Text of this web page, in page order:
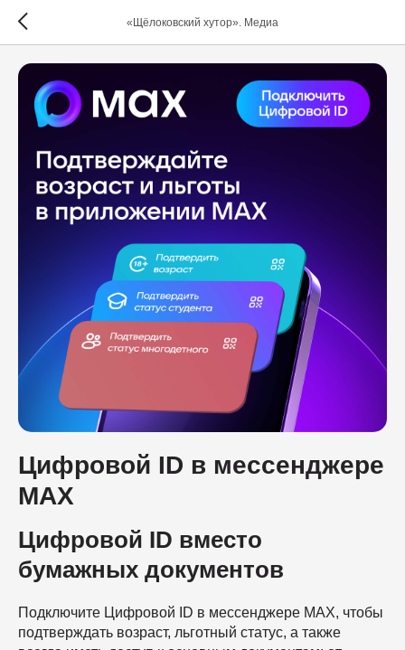
«Щёлоковский хутор». Медиа
Цифровой ID в мессенджере
MAX
Цифровой ID вместо
бумажных документов
Подключите Цифровой ID в мессенджере MAX, чтобы
подтверждать возраст, льготный статус, а также